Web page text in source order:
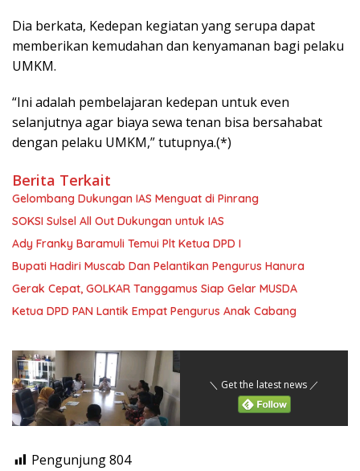
Dia berkata, Kedepan kegiatan yang serupa dapat
memberikan kemudahan dan kenyamanan bagi pelaku
UMKM.
“Ini adalah pembelajaran kedepan untuk even
selanjutnya agar biaya sewa tenan bisa bersahabat
dengan pelaku UMKM,” tutupnya.(*)
Berita Terkait
Gelombang Dukungan IAS Menguat di Pinrang
SOKSI Sulsel All Out Dukungan untuk IAS
Ady Franky Baramuli Temui Plt Ketua DPD I
Bupati Hadiri Muscab Dan Pelantikan Pengurus Hanura
Gerak Cepat, GOLKAR Tanggamus Siap Gelar MUSDA
Ketua DPD PAN Lantik Empat Pengurus Anak Cabang
＼ Get the latest news ／
Pengunjung804